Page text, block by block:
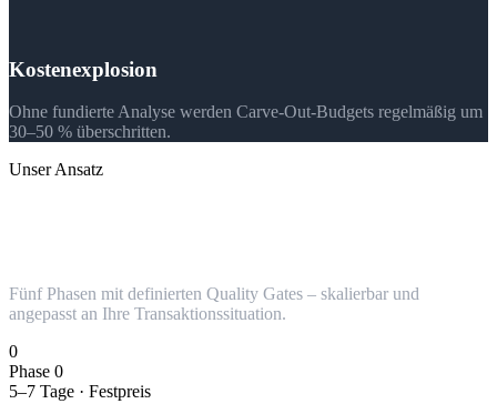
Kostenexplosion
Ohne fundierte Analyse werden Carve-Out-Budgets regelmäßig um
30–50 % überschritten.
Unser Ansatz
Fünf Phasen mit definierten Quality Gates – skalierbar und
angepasst an Ihre Transaktionssituation.
0
Phase 0
5–7 Tage · Festpreis